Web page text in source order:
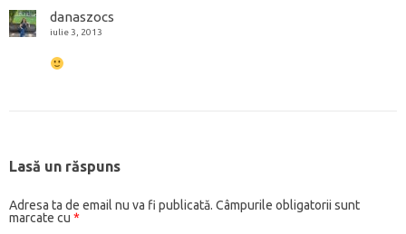
danaszocs
iulie 3, 2013
Lasă un răspuns
Adresa ta de email nu va fi publicată. Câmpurile obligatorii sunt
marcate cu *